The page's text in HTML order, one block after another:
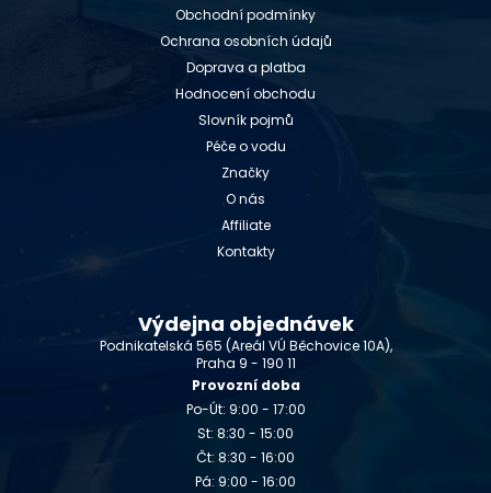
Obchodní podmínky
Ochrana osobních údajů
Doprava a platba
Hodnocení obchodu
Slovník pojmů
Péče o vodu
Značky
O nás
Affiliate
Kontakty
Výdejna objednávek
Podnikatelská 565 (Areál VÚ Běchovice 10A),
Praha 9 - 190 11
Provozní doba
Po-Út: 9:00 - 17:00
St: 8:30 - 15:00
Čt: 8:30 - 16:00
Pá: 9:00 - 16:00